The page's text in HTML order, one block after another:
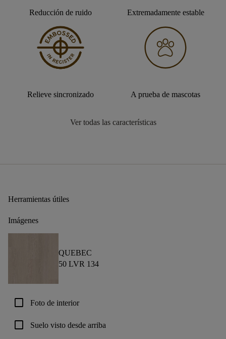
Reducción de ruido Extremadamente estable
Relieve sincronizado A prueba de mascotas
Ver todas las características
Herramientas útiles
Imágenes
QUEBEC
50 LVR 134
check_box_outline_blank Foto de interior
check_box_outline_blank Suelo visto desde arriba